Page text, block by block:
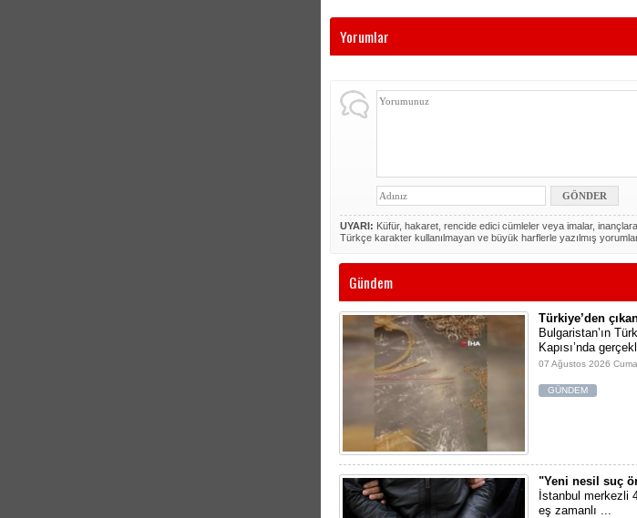
Yorumlar
UYARI: Küfür, hakaret, rencide edici cümleler veya imalar, inançlara
Türkçe karakter kullanılmayan ve büyük harflerle yazılmış
Gündem
Türkiye’den
Bulgaristan’ın
Kapısı’nda
07 Ağustos 2026
GÜNDEM
"Yeni nesil suç
İstanbul merkezli
eş zamanlı ...